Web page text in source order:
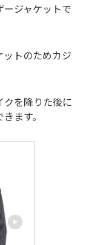
ジャケットで
ットのためカジ
クを降りた後に
ます。